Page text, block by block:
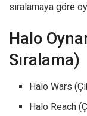
sıralamaya göre
Halo
Sıralama)
Halo Wars
Halo Reach